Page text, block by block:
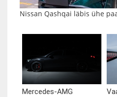
Nissan Qashqai läbis ühe
Mercedes-AMG